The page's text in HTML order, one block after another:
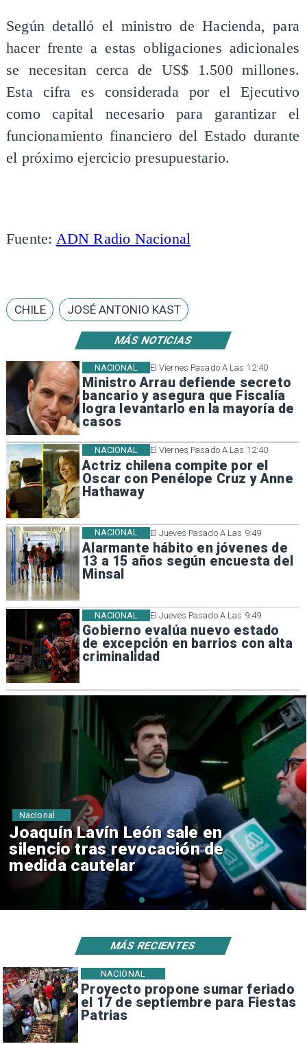
MÁS NOTICIAS
El Viernes Pasado A Las 12:40
Ministro Arrau defiende secreto
bancario y asegura que Fiscalía
logra levantarlo en la mayoría de
casos
NACIONAL
El Viernes Pasado A Las 12:40
Actriz chilena compite por el
Oscar con Penélope Cruz y Anne
Hathaway
NACIONAL
El Jueves Pasado A Las 9:49
Alarmante hábito en jóvenes de
13 a 15 años según encuesta del
Minsal
NACIONAL
El Jueves Pasado A Las 9:49
Gobierno evalúa nuevo estado
de excepción en barrios con alta
criminalidad
NACIONAL
Según detalló el ministro de Hacienda, para
hacer frente a estas obligaciones adicionales
se necesitan cerca de US$ 1.500 millones.
Esta cifra es considerada por el Ejecutivo
como capital necesario para garantizar el
funcionamiento financiero del Estado durante
el próximo ejercicio presupuestario.
Fuente: ADN Radio Nacional
CHILE JOSÉ ANTONIO KAST
Chile y Venezuela formalizan
reinicio de relaciones
consulares
Nacional
Proyecto propone sumar feriado
el 17 de septiembre para Fiestas
Patrias
NACIONAL
MÁS RECIENTES